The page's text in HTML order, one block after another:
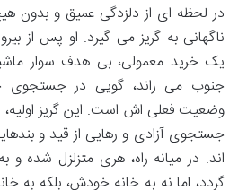
در لحظه ای از دلزدگی عمیق و بدون
ناگهانی به گریز می گیرد. او پس از
یک خرید معمولی، بی هدف سوار
جنوب می راند، گویی در جستجوی
وضعیت فعلی اش است. این گریز
جستجوی آزادی و رهایی از قید و
اند. در میانه راه، هری متزلزل شده و
گردد، اما نه به خانه خودش، بلکه به